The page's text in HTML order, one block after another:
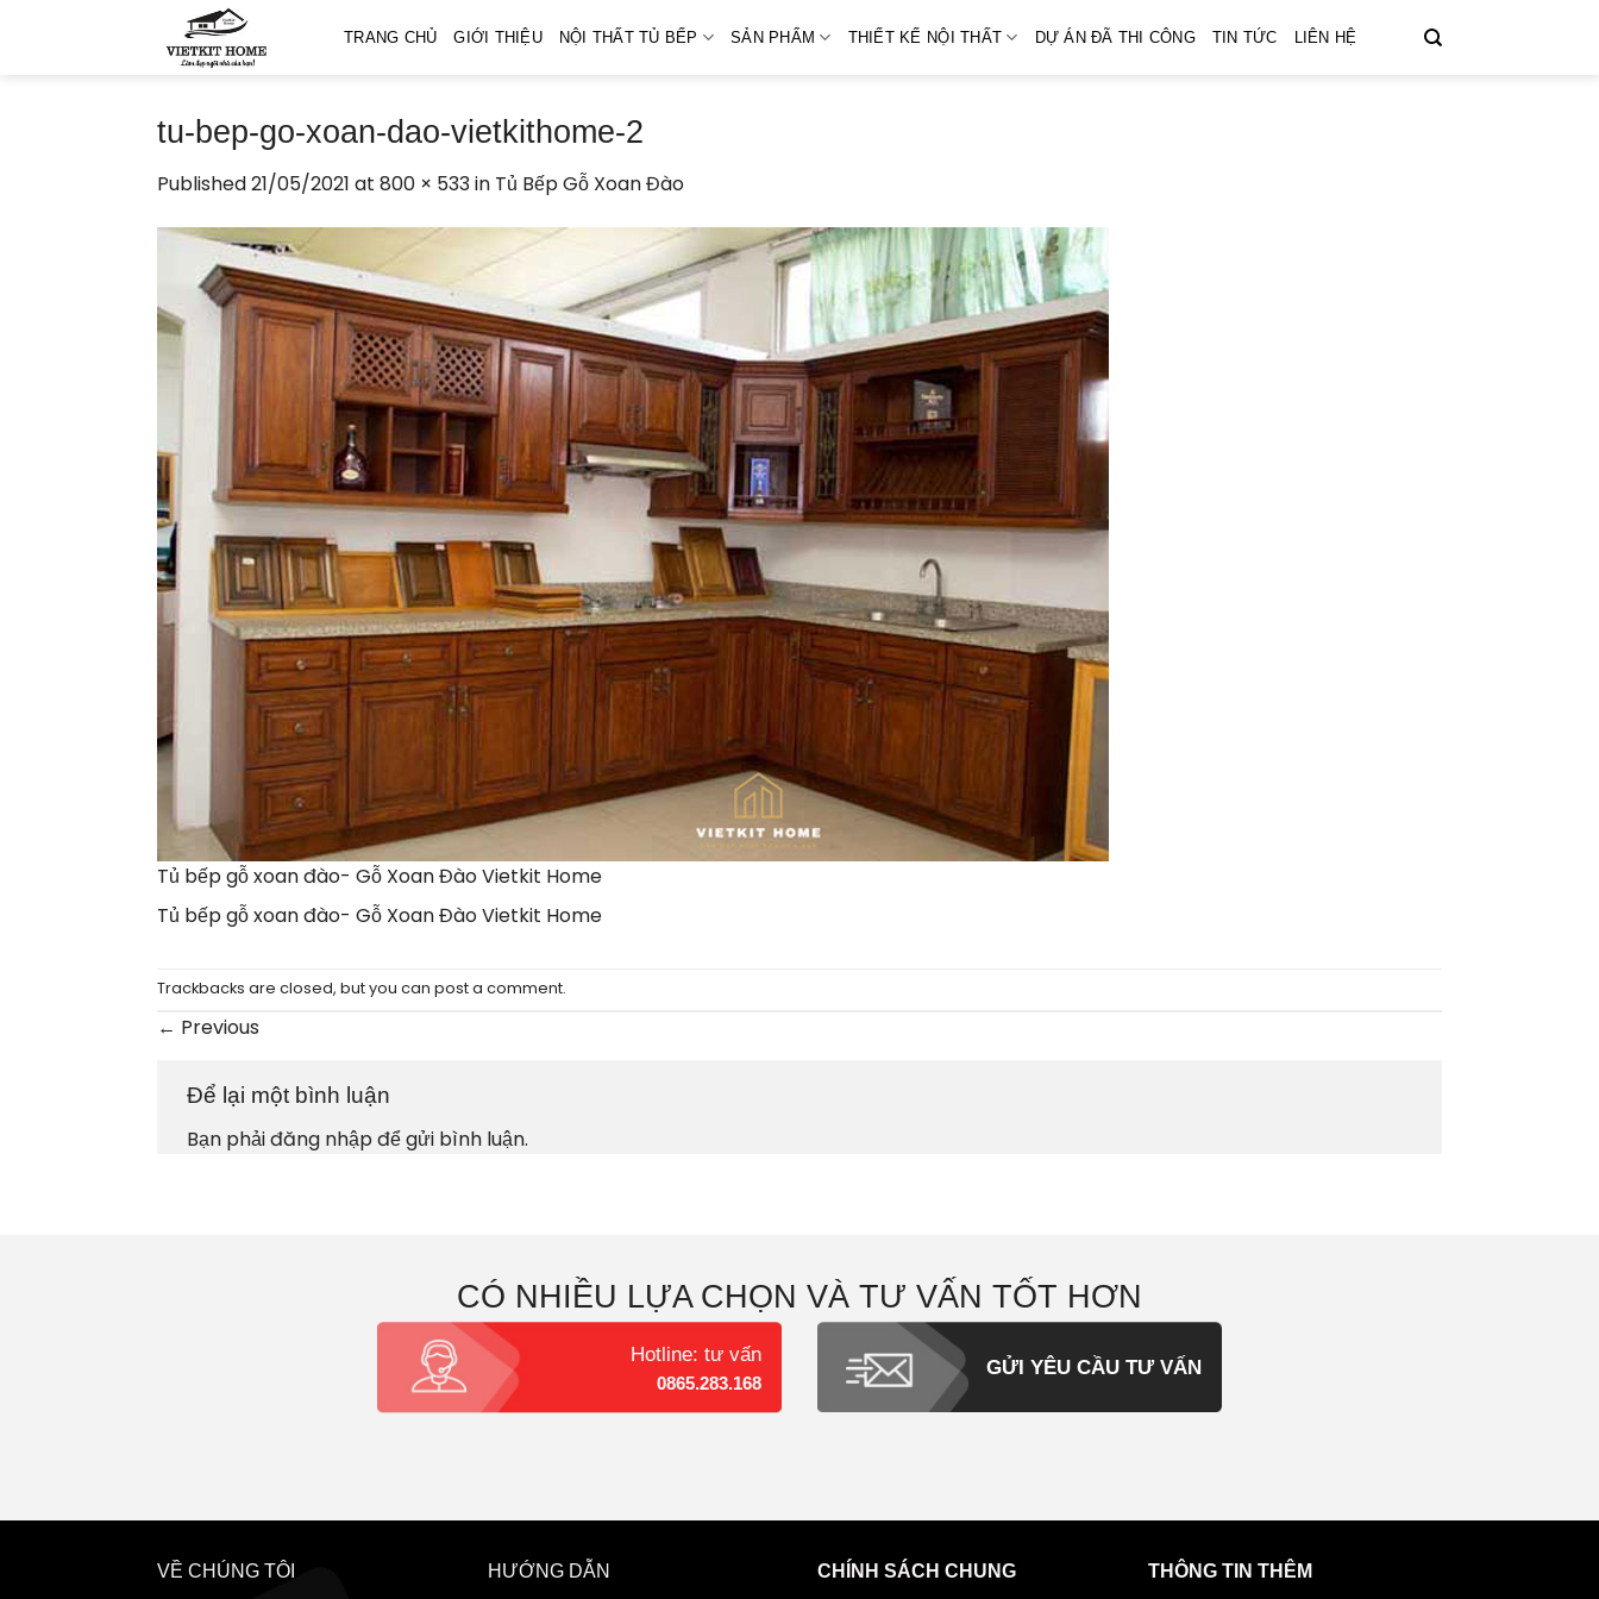
TRANG CHỦ GIỚI THIỆU NỘI THẤT TỦ BẾP SẢN PHẨM THIẾT KẾ NỘI THẤT DỰ ÁN ĐÃ THI CÔNG TIN TỨC LIÊN HỆ
tu-bep-go-xoan-dao-vietkithome-2
Published21/05/2021 at 800 × 533in Tủ Bếp Gỗ Xoan Đào
Tủ bếp gỗ xoan đào- Gỗ Xoan Đào Vietkit Home
Tủ bếp gỗ xoan đào- Gỗ Xoan Đào Vietkit Home
Trackbacks are closed, but you can post a comment.
← Previous
Để lại một bình luận
Bạn phảiđăng nhậpđể gửi bình luận.
CÓ NHIỀU LỰA CHỌN VÀ TƯ VẤN TỐT HƠN
Hotline: tư vấn
0865.283.168
GỬI YÊU CẦU TƯ VẤN
VỀ CHÚNG TÔI HƯỚNG DẪN CHÍNH SÁCH CHUNG THÔNG TIN THÊM